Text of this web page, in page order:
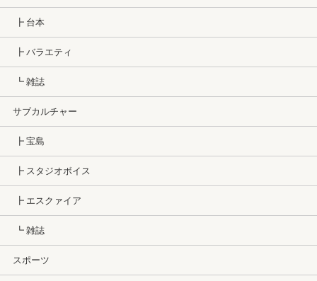
┣ 台本
┣ バラエティ
┗ 雑誌
サブカルチャー
┣ 宝島
┣ スタジオボイス
┣ エスクァイア
┗ 雑誌
スポーツ